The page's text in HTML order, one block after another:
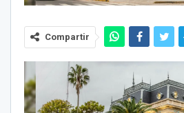
Compartir